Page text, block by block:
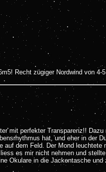
Recht zügiger Nordwind von
mit perfekter Transparenz!!
hat, und eher in
dem Feld. Der Mond
es mir nicht nehmen und
Okulare in die Jackentasche